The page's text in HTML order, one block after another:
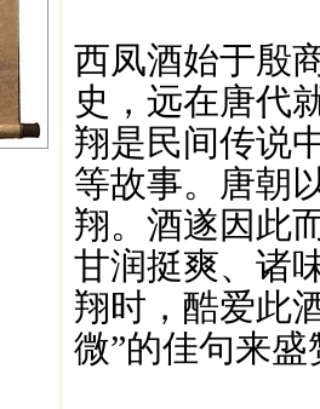
西凤酒始于殷
史，远在唐代
翔是民间传说
等故事。唐朝
翔。酒遂因此
甘润挺爽、诸
翔时，酷爱此
微”的佳句来